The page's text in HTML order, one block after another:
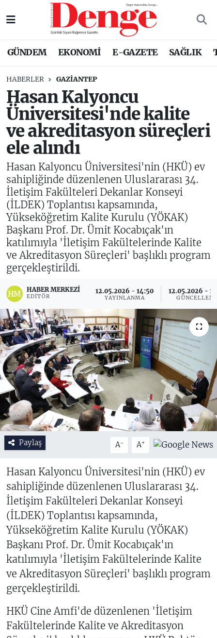
GÜNDEM EKONOMİ E-GAZETE SAĞLIK
HABERLER GAZIANTEP
Hasan Kalyoncu
Üniversitesi'nde kalite
ve akreditasyon süreçleri
ele alındı
Hasan Kalyoncu Üniversitesi'nin (HKÜ) ev
sahipliğinde düzenlenen Uluslararası 34.
İletişim Fakülteleri Dekanlar Konseyi
(İLDEK) Toplantısı kapsamında,
Yükseköğretim Kalite Kurulu (YÖKAK)
Başkanı Prof. Dr. Ümit Kocabıçak'ın
katılımıyla 'İletişim Fakültelerinde Kalite
ve Akreditasyon Süreçleri' başlıklı program
gerçekleştirildi.
HABER MERKEZI
EDITÖR
12.05.2026 - 14:50
YAYINLANMA
12.05.2026 -
Paylaş A- A+
Hasan Kalyoncu Üniversitesi'nin (HKÜ) ev
sahipliğinde düzenlenen Uluslararası 34.
İletişim Fakülteleri Dekanlar Konseyi
(İLDEK) Toplantısı kapsamında,
Yükseköğretim Kalite Kurulu (YÖKAK)
Başkanı Prof. Dr. Ümit Kocabıçak'ın
katılımıyla 'İletişim Fakültelerinde Kalite
ve Akreditasyon Süreçleri' başlıklı program
gerçekleştirildi.
HKÜ Cine Amfi'de düzenlenen 'İletişim
Fakültelerinde Kalite ve Akreditasyon
Nöbetçi Eczaneler
Trafik Durumu
Süper Lig Puan Durumu ve Fikstür
Tüm Manşetler
Son Dakika Haberleri
Haber Arşivi